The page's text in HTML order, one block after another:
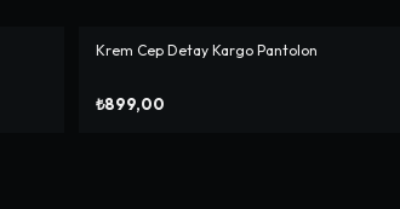
Krem Cep Detay Kargo Pantolon
₺899,00